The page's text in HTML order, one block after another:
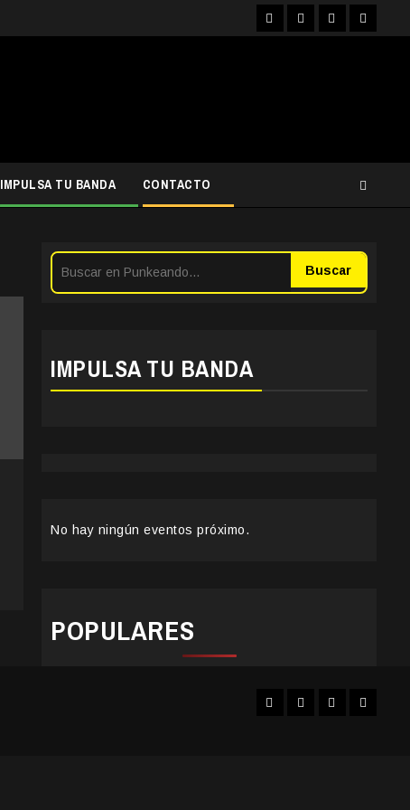
FacebookInstagram
YouTubeTwitter
IMPULSA TU BANDA CONTACTO
Buscar
IMPULSA TU BANDA
No hay ningún eventos próximo.
POPULARES
FacebookInstagram
YouTubeTwitter